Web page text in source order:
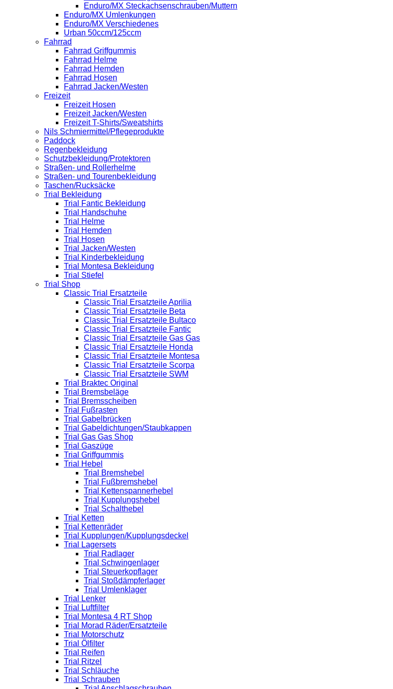
Enduro/MX Steckachsenschrauben/Muttern
Enduro/MX Umlenkungen
Enduro/MX Verschiedenes
Urban 50ccm/125ccm
Fahrrad
Fahrrad Griffgummis
Fahrrad Helme
Fahrrad Hemden
Fahrrad Hosen
Fahrrad Jacken/Westen
Freizeit
Freizeit Hosen
Freizeit Jacken/Westen
Freizeit T-Shirts/Sweatshirts
Nils Schmiermittel/Pflegeprodukte
Paddock
Regenbekleidung
Schutzbekleidung/Protektoren
Straßen- und Rollerhelme
Straßen- und Tourenbekleidung
Taschen/Rucksäcke
Trial Bekleidung
Trial Fantic Bekleidung
Trial Handschuhe
Trial Helme
Trial Hemden
Trial Hosen
Trial Jacken/Westen
Trial Kinderbekleidung
Trial Montesa Bekleidung
Trial Stiefel
Trial Shop
Classic Trial Ersatzteile
Classic Trial Ersatzteile Aprilia
Classic Trial Ersatzteile Beta
Classic Trial Ersatzteile Bultaco
Classic Trial Ersatzteile Fantic
Classic Trial Ersatzteile Gas Gas
Classic Trial Ersatzteile Honda
Classic Trial Ersatzteile Montesa
Classic Trial Ersatzteile Scorpa
Classic Trial Ersatzteile SWM
Trial Braktec Original
Trial Bremsbeläge
Trial Bremsscheiben
Trial Fußrasten
Trial Gabelbrücken
Trial Gabeldichtungen/Staubkappen
Trial Gas Gas Shop
Trial Gaszüge
Trial Griffgummis
Trial Hebel
Trial Bremshebel
Trial Fußbremshebel
Trial Kettenspannerhebel
Trial Kupplungshebel
Trial Schalthebel
Trial Ketten
Trial Kettenräder
Trial Kupplungen/Kupplungsdeckel
Trial Lagersets
Trial Radlager
Trial Schwingenlager
Trial Steuerkopflager
Trial Stoßdämpferlager
Trial Umlenklager
Trial Lenker
Trial Luftfilter
Trial Montesa 4 RT Shop
Trial Morad Räder/Ersatzteile
Trial Motorschutz
Trial Ölfilter
Trial Reifen
Trial Ritzel
Trial Schläuche
Trial Schrauben